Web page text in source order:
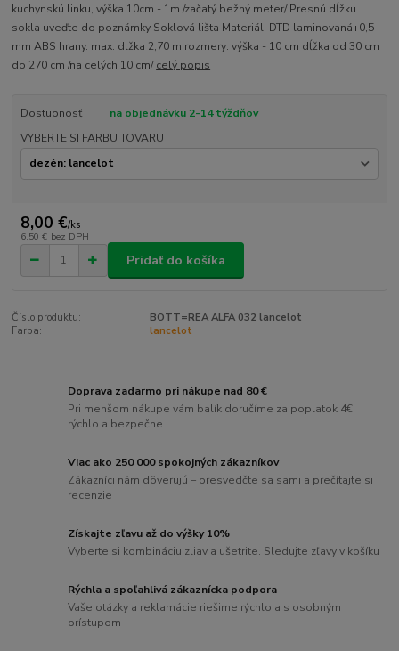
kuchynskú linku, výška 10cm - 1m /začatý bežný meter/ Presnú dĺžku
sokla uveďte do poznámky Soklová lišta Materiál: DTD laminovaná+0,5
mm ABS hrany. max. dlžka 2,70 m rozmery: výška - 10 cm dĺžka od 30 cm
do 270 cm /na celých 10 cm/celý popis
Dostupnosť
na objednávku 2-14 týždňov
VYBERTE SI FARBU TOVARU
8,00 €/ks
6,50 € bez DPH
Pridať do košíka
Číslo produktu:
BOTT=REA ALFA 032 lancelot
Farba:
lancelot
Doprava zadarmo pri nákupe nad 80 €
Pri menšom nákupe vám balík doručíme za poplatok 4€,
rýchlo a bezpečne
Viac ako 250 000 spokojných zákazníkov
Zákazníci nám dôverujú – presvedčte sa sami a prečítajte si
recenzie
Získajte zľavu až do výšky 10%
Vyberte si kombináciu zliav a ušetrite. Sledujte zľavy v košíku
Rýchla a spoľahlivá zákaznícka podpora
Vaše otázky a reklamácie riešime rýchlo a s osobným
prístupom